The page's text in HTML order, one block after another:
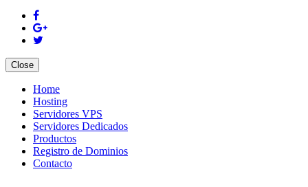
Close
Home
Hosting
Servidores VPS
Servidores Dedicados
Productos
Registro de Dominios
Contacto